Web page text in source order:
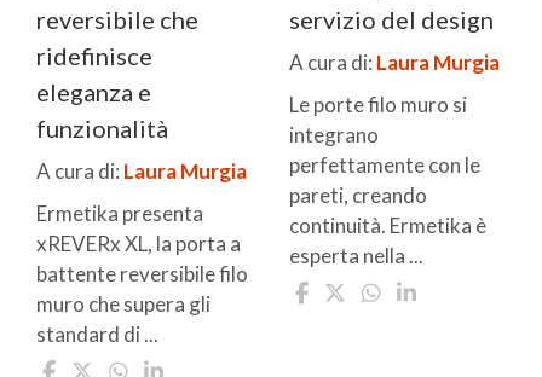
reversibile che
ridefinisce
eleganza e
funzionalità
A cura di: Laura Murgia
Ermetika presenta
xREVERx XL, la porta a
battente reversibile filo
muro che supera gli
standard di ...
servizio del design
A cura di: Laura Murgia
Le porte filo muro si
integrano
perfettamente con le
pareti, creando
continuità. Ermetika è
esperta nella ...